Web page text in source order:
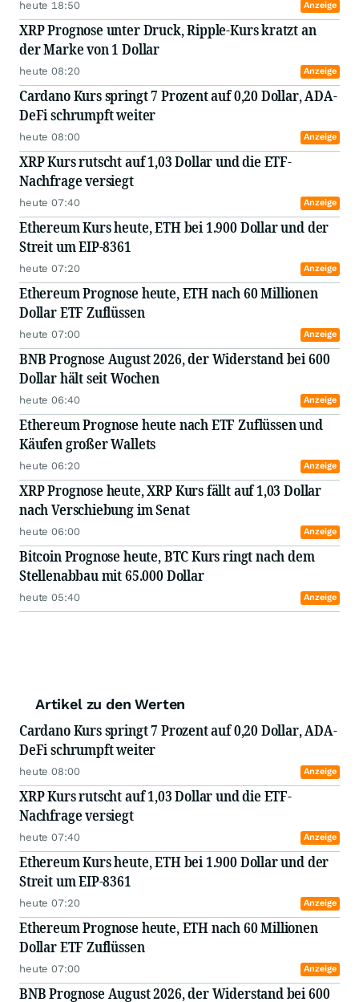
heute 18:50 Anzeige
XRP Prognose unter Druck, Ripple-Kurs kratzt an
der Marke von 1 Dollar
heute 08:20 Anzeige
Cardano Kurs springt 7 Prozent auf 0,20 Dollar, ADA-
DeFi schrumpft weiter
heute 08:00 Anzeige
XRP Kurs rutscht auf 1,03 Dollar und die ETF-
Nachfrage versiegt
heute 07:40 Anzeige
Ethereum Kurs heute, ETH bei 1.900 Dollar und der
Streit um EIP-8361
heute 07:20 Anzeige
Ethereum Prognose heute, ETH nach 60 Millionen
Dollar ETF Zuflüssen
heute 07:00 Anzeige
BNB Prognose August 2026, der Widerstand bei 600
Dollar hält seit Wochen
heute 06:40 Anzeige
Ethereum Prognose heute nach ETF Zuflüssen und
Käufen großer Wallets
heute 06:20 Anzeige
XRP Prognose heute, XRP Kurs fällt auf 1,03 Dollar
nach Verschiebung im Senat
heute 06:00 Anzeige
Bitcoin Prognose heute, BTC Kurs ringt nach dem
Stellenabbau mit 65.000 Dollar
heute 05:40 Anzeige
Artikel zu den Werten
Cardano Kurs springt 7 Prozent auf 0,20 Dollar, ADA-
DeFi schrumpft weiter
heute 08:00 Anzeige
XRP Kurs rutscht auf 1,03 Dollar und die ETF-
Nachfrage versiegt
heute 07:40 Anzeige
Ethereum Kurs heute, ETH bei 1.900 Dollar und der
Streit um EIP-8361
heute 07:20 Anzeige
Ethereum Prognose heute, ETH nach 60 Millionen
Dollar ETF Zuflüssen
heute 07:00 Anzeige
BNB Prognose August 2026, der Widerstand bei 600